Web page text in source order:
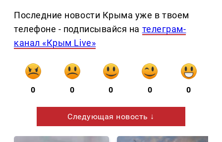
Последние новости Крыма уже в твоем
телефоне - подписывайся на телеграм-
канал «Крым Live»
0 0 0 0 0
Следующая новость ↓